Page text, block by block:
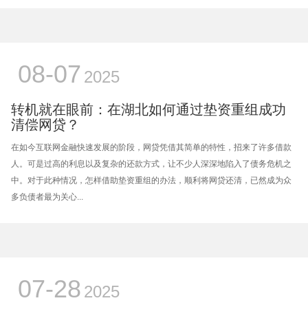
08-07 2025
转机就在眼前：在湖北如何通过垫资重组成功
清偿网贷？
在如今互联网金融快速发展的阶段，网贷凭借其简单的特性，招来了许多借款
人。可是过高的利息以及复杂的还款方式，让不少人深深地陷入了债务危机之
中。对于此种情况，怎样借助垫资重组的办法，顺利将网贷还清，已然成为众
多负债者最为关心...
07-28 2025